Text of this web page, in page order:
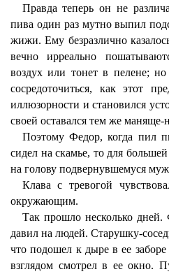
Правда теперь он не
пива один раз мутно выпил
жижи. Ему безразлично
вечно ирреально
воздух или тонет в пелене;
сосредоточиться, как этот
иллюзорности и становился
своей оставался тем же
Поэтому Федор, когда пил
сидел на скамье, то для
на голову подвернувшемуся
Клава с тревогой
окружающим.
Так прошло несколько дней.
давил на людей. Старушку-
что подошел к дыре в ее
взглядом смотрел в ее окно.